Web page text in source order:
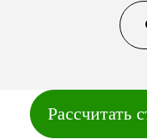
Рассчитать